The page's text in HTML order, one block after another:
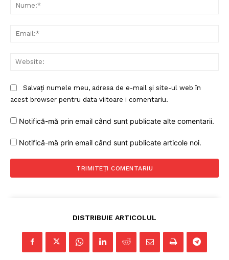
Salvați numele meu, adresa de e-mail și site-ul web în
acest browser pentru data viitoare i comentariu.
Notifică-mă prin email când sunt publicate alte comentarii.
Notifică-mă prin email când sunt publicate articole noi.
DISTRIBUIE ARTICOLUL